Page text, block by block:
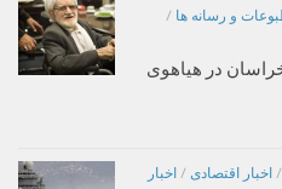
و رسانه ها /
در هیاهوی
/ اخبار اقتصادی / اخبار